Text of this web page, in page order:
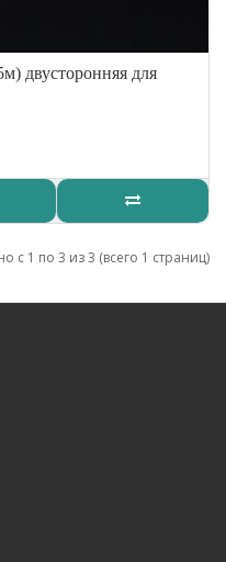
двусторонняя для
с 1 по 3 из 3 (всего 1 страниц)